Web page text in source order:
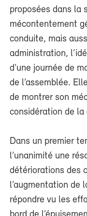
proposées dans la
mécontentement
conduite, mais
administration,
d’une journée de
de l’assemblée.
de montrer son
considération de la
Dans un premier
l’unanimité une
détériorations des
l’augmentation de
répondre vu les